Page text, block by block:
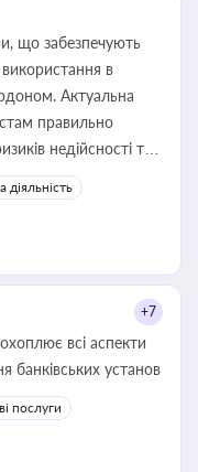
що забезпечують
в
Актуальна
правильно
недійсності та
органами влади та
діяльність
+7
всі аспекти
банківських установ
послуги